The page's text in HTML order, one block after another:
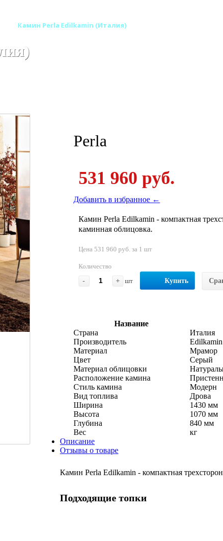
Камин Perla Edilkamin (Италия)
Perla
531 960 руб.
Добавить в избранное ←
Камин Perla Edilkamin - компактная
каминная облицовка.
Цена 531 960 руб. за 1 шт
Количество
-
+ шт Купить
Название
Страна
Италия
Производитель
Edilkamin
Материал
Мрамор
Цвет
Серый
Материал облицовки
Расположение камина
Стиль камина
Модерн
Вид топлива
Дрова
Ширина
1430 мм
Высота
1070 мм
Глубина
840 мм
Вес
кг
Описание
Отзывы о товаре
Камин Perla Edilkamin - компактная
Подходящие топки